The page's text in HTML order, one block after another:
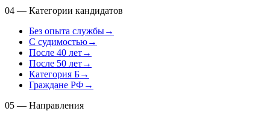
04 — Категории кандидатов
Без опыта службы→
С судимостью→
После 40 лет→
После 50 лет→
Категория Б→
Граждане РФ →
05 — Направления